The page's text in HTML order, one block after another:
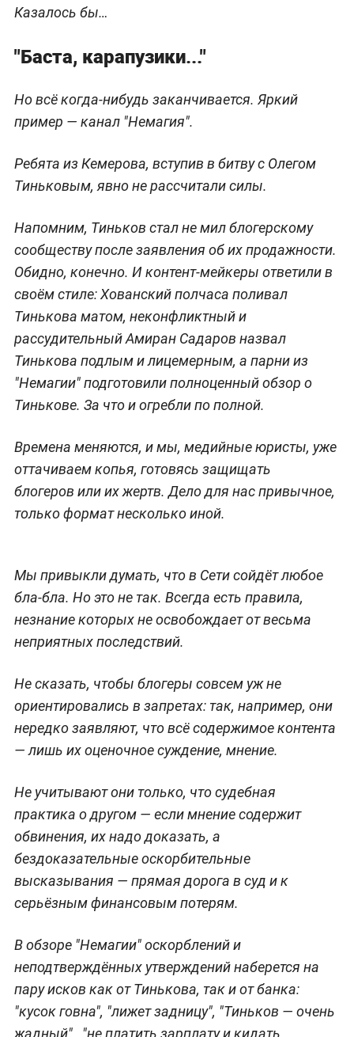
Казалось бы…
"Баста, карапузики..."
Но всё когда-нибудь заканчивается. Яркий
пример — канал "Немагия".
Ребята из Кемерова, вступив в битву с Олегом
Тиньковым, явно не рассчитали силы.
Напомним, Тиньков стал не мил блогерскому
сообществу после заявления об их продажности.
Обидно, конечно. И контент-мейкеры ответили в
своём стиле: Хованский полчаса поливал
Тинькова матом, неконфликтный и
рассудительный Амиран Садаров назвал
Тинькова подлым и лицемерным, а парни из
"Немагии" подготовили полноценный обзор о
Тинькове. За что и огребли по полной.
Времена меняются, и мы, медийные юристы, уже
оттачиваем копья, готовясь защищать
блогеров или их жертв. Дело для нас привычное,
только формат несколько иной.
Мы привыкли думать, что в Сети сойдёт любое
бла-бла. Но это не так. Всегда есть правила,
незнание которых не освобождает от весьма
неприятных последствий.
Не сказать, чтобы блогеры совсем уж не
ориентировались в запретах: так, например, они
нередко заявляют, что всё содержимое контента
— лишь их оценочное суждение, мнение.
Не учитывают они только, что судебная
практика о другом — если мнение содержит
обвинения, их надо доказать, а
бездоказательные оскорбительные
высказывания — прямая дорога в суд и к
серьёзным финансовым потерям.
В обзоре "Немагии" оскорблений и
неподтверждённых утверждений наберется на
пару исков как от Тинькова, так и от банка:
"кусок говна", "лижет задницу", "Тиньков — очень
жадный", "не платить зарплату и кидать